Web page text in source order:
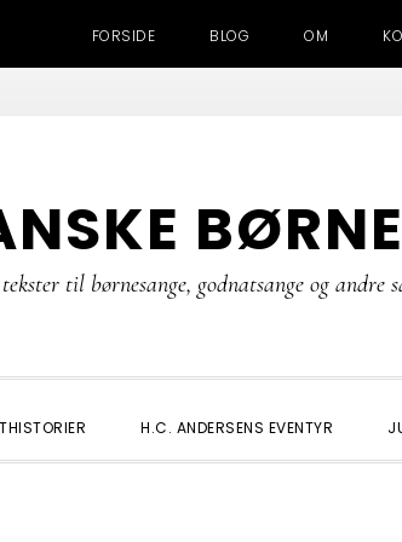
FORSIDE BLOG OM
til børnesange, godnatsange og andre
H.C. ANDERSENS EVENTYR